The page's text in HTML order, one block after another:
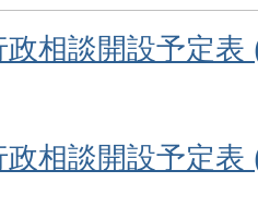
政相談開設予定
政相談開設予定